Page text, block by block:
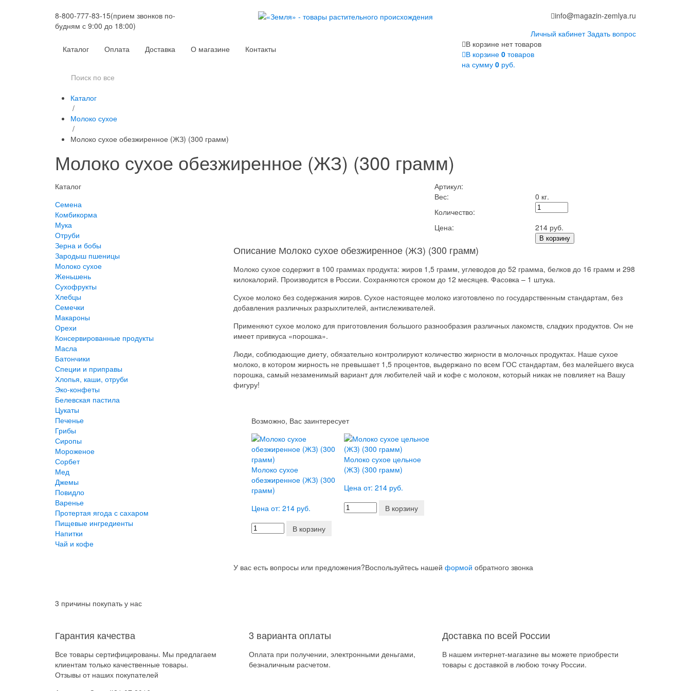
8-800-777-83-15(прием звонков по-
будням с 9:00 до 18:00)
info@magazin-zemlya.ru
Личный кабинет Задать вопрос
Каталог
Оплата Доставка О магазине Контакты
В корзине нет товаров
В корзине 0 товаров
на сумму 0 руб.
Каталог
/
Молоко сухое
/
Молоко сухое обезжиренное (ЖЗ) (300 грамм)
Молоко сухое обезжиренное (ЖЗ) (300 грамм)
Каталог
Семена
Комбикорма
Мука
Отруби
Зерна и бобы
Зародыш пшеницы
Молоко сухое
Женьшень
Сухофрукты
Хлебцы
Семечки
Макароны
Орехи
Консервированные продукты
Масла
Батончики
Специи и приправы
Хлопья, каши, отруби
Эко-конфеты
Белевская пастила
Цукаты
Печенье
Грибы
Сиропы
Мороженое
Сорбет
Мед
Джемы
Повидло
Варенье
Протертая ягода с сахаром
Пищевые ингредиенты
Напитки
Чай и кофе
Артикул:
Вес:
0 кг.
Количество:
Цена:
214 руб.
В корзину
Описание Молоко сухое обезжиренное (ЖЗ) (300 грамм)
Молоко сухое содержит в 100 граммах продукта: жиров 1,5 грамм, углеводов до 52 грамма, белков до 16 грамм и 298
килокалорий. Производится в России. Сохраняются сроком до 12 месяцев. Фасовка – 1 штука.
Сухое молоко без содержания жиров. Сухое настоящее молоко изготовлено по государственным стандартам, без
добавления различных разрыхлителей, антислеживателей.
Применяют сухое молоко для приготовления большого разнообразия различных лакомств, сладких продуктов. Он не
имеет привкуса «порошка».
Люди, соблюдающие диету, обязательно контролируют количество жирности в молочных продуктах. Наше сухое
молоко, в котором жирность не превышает 1,5 процентов, выдержано по всем ГОС стандартам, без малейшего вкуса
порошка, самый незаменимый вариант для любителей чай и кофе с молоком, который никак не повлияет на Вашу
фигуру!
Возможно, Вас заинтересует
Молоко сухое
обезжиренное (ЖЗ) (300
грамм)
Цена от: 214 руб.
В корзину
Молоко сухое цельное
(ЖЗ) (300 грамм)
Цена от: 214 руб.
В корзину
У вас есть вопросы или предложения?Воспользуйтесь нашей формой обратного звонка
3 причины покупать у нас
Гарантия качества
Все товары сертифицированы. Мы предлагаем
клиентам только качественные товары.
3 варианта оплаты
Оплата при получении, электронными деньгами,
безналичным расчетом.
Доставка по всей России
В нашем интернет-магазине вы можете приобрести
товары с доставкой в любою точку России.
Отзывы от наших покупателей